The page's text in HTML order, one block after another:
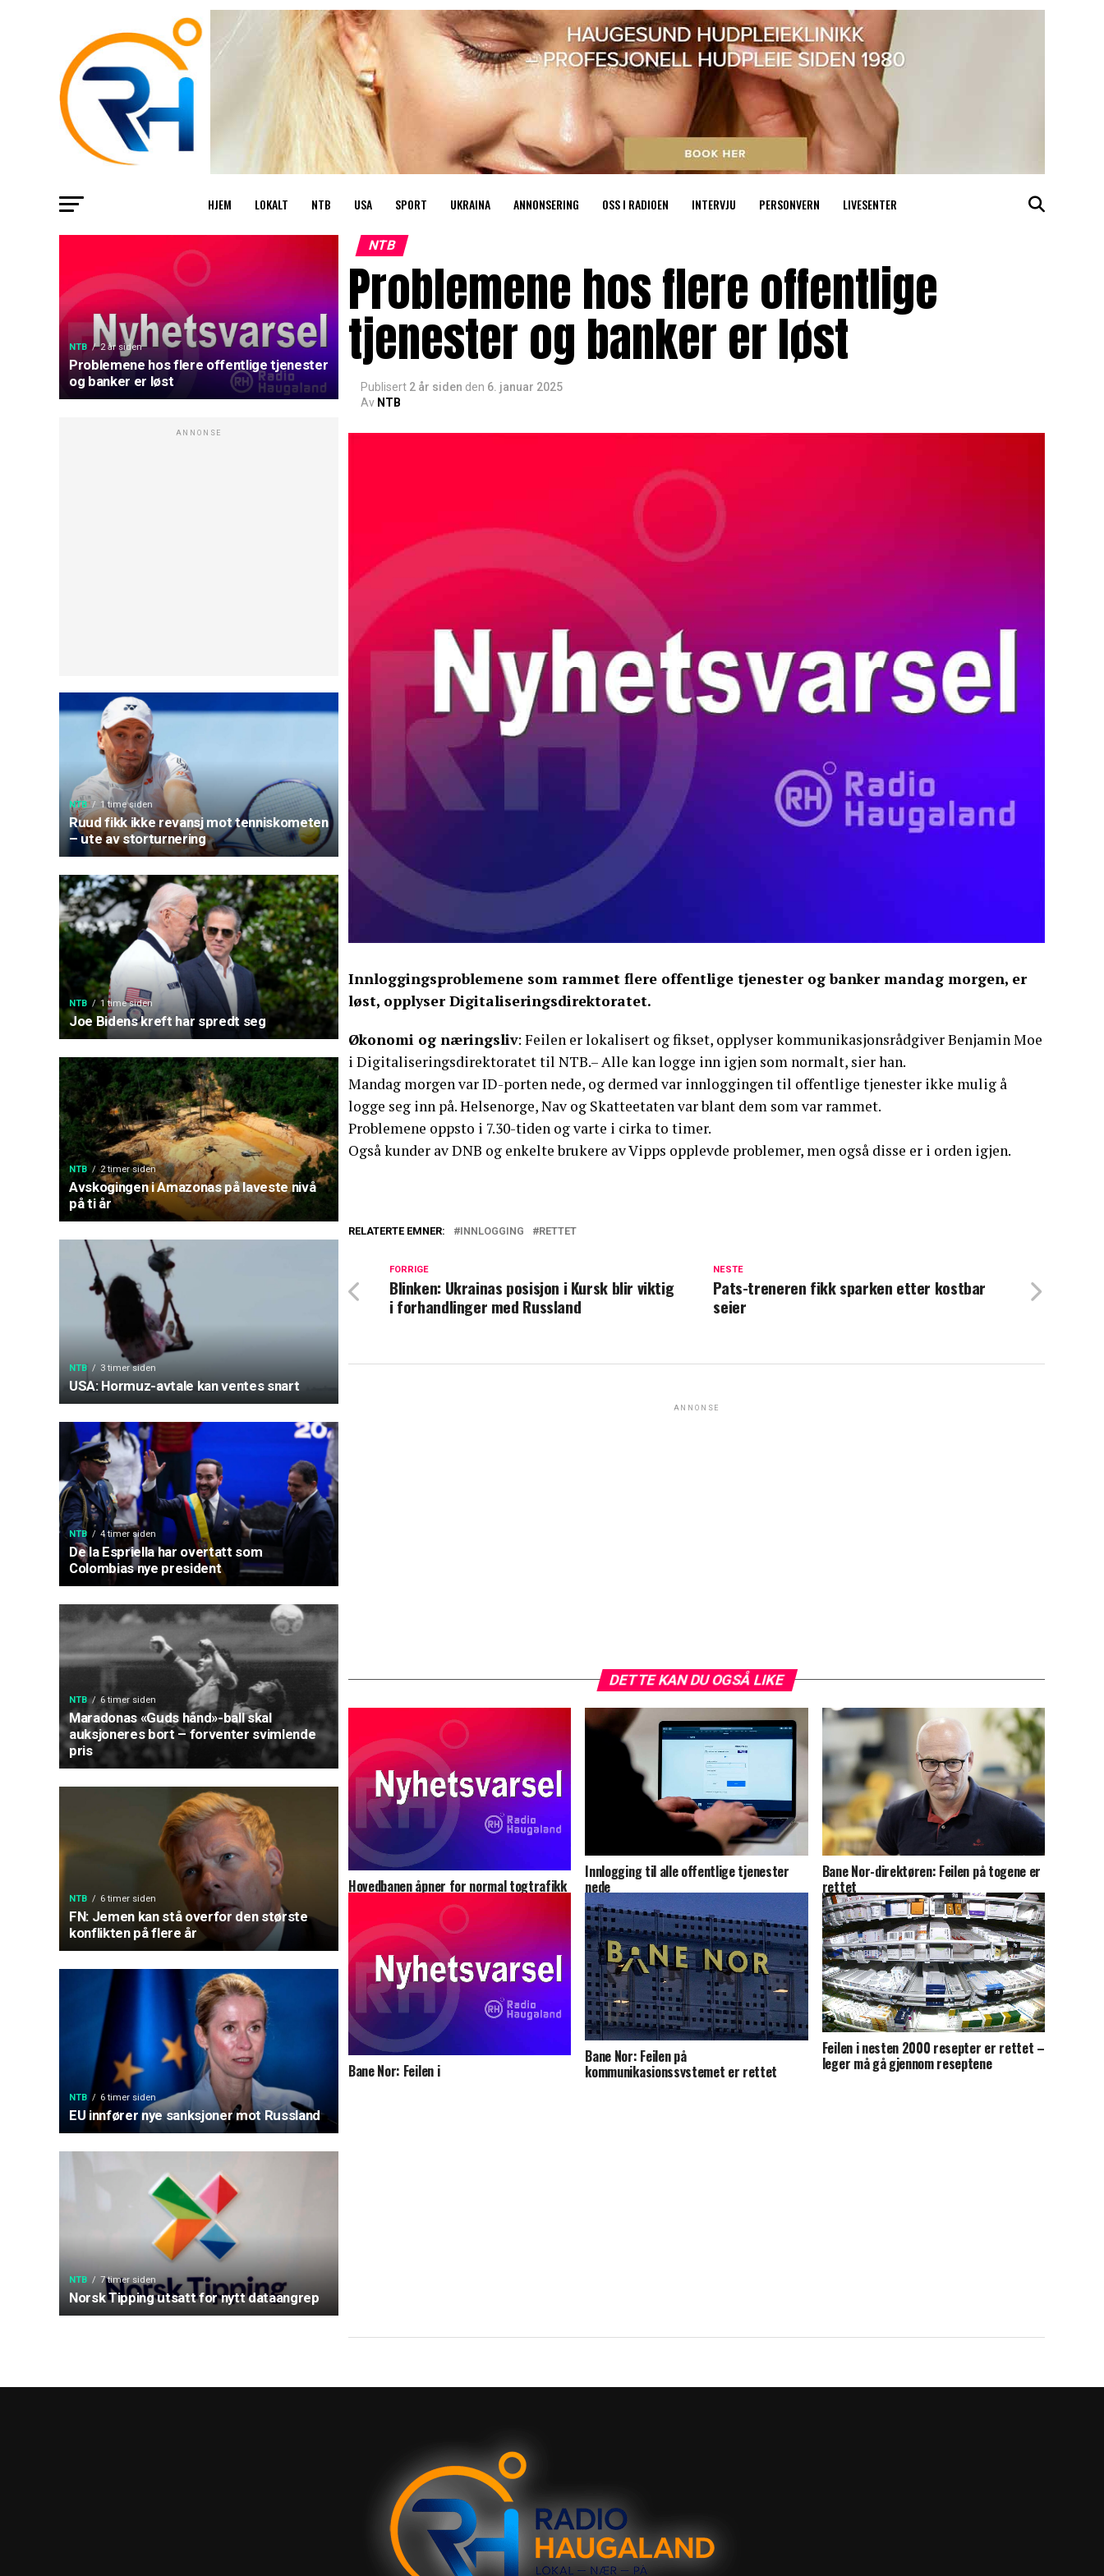
HJEM LOKALT NTB USA SPORT UKRAINA ANNONSERING OSS I RADIOEN INTERVJU PERSONVERN LIVESENTER
NTB 2 år siden
Problemene hos flere offentlige tjenester
og banker er løst
ANNONSE
NTB 1 time siden
Ruud fikk ikke revansj mot tenniskometen
– ute av storturnering
NTB 1 time siden
Joe Bidens kreft har spredt seg
NTB 2 timer siden
Avskogingen i Amazonas på laveste nivå
på ti år
NTB 3 timer siden
USA: Hormuz-avtale kan ventes snart
NTB 4 timer siden
De la Espriella har overtatt som
Colombias nye president
NTB 6 timer siden
Maradonas «Guds hånd»-ball skal
auksjoneres bort – forventer svimlende
pris
NTB 6 timer siden
FN: Jemen kan stå overfor den største
konflikten på flere år
NTB 6 timer siden
EU innfører nye sanksjoner mot Russland
NTB 7 timer siden
Norsk Tipping utsatt for nytt dataangrep
NTB
Problemene hos flere offentlige
tjenester og banker er løst
Publisert 2 år siden den 6. januar 2025
Av NTB
Innloggingsproblemene som rammet flere offentlige tjenester og banker mandag morgen, er
løst, opplyser Digitaliseringsdirektoratet.
Økonomi og næringsliv: Feilen er lokalisert og fikset, opplyser kommunikasjonsrådgiver Benjamin Moe
i Digitaliseringsdirektoratet til NTB.– Alle kan logge inn igjen som normalt, sier han.
Mandag morgen var ID-porten nede, og dermed var innloggingen til offentlige tjenester ikke mulig å
logge seg inn på. Helsenorge, Nav og Skatteetaten var blant dem som var rammet.
Problemene oppsto i 7.30-tiden og varte i cirka to timer.
Også kunder av DNB og enkelte brukere av Vipps opplevde problemer, men også disse er i orden igjen.
RELATERTE EMNER: INNLOGGING RETTET
NESTE
Pats-treneren fikk sparken etter kostbar
seier
FORRIGE
Blinken: Ukrainas posisjon i Kursk blir viktig
i forhandlinger med Russland
ANNONSE
DETTE KAN DU OGSÅ LIKE
Hovedbanen åpner for normal togtrafikk
Innlogging til alle offentlige tjenester
nede
Bane Nor-direktøren: Feilen på togene er
rettet
Bane Nor: Feilen i
Bane Nor: Feilen på
kommunikasjonssystemet er rettet
Feilen i nesten 2000 resepter er rettet –
leger må gå gjennom reseptene